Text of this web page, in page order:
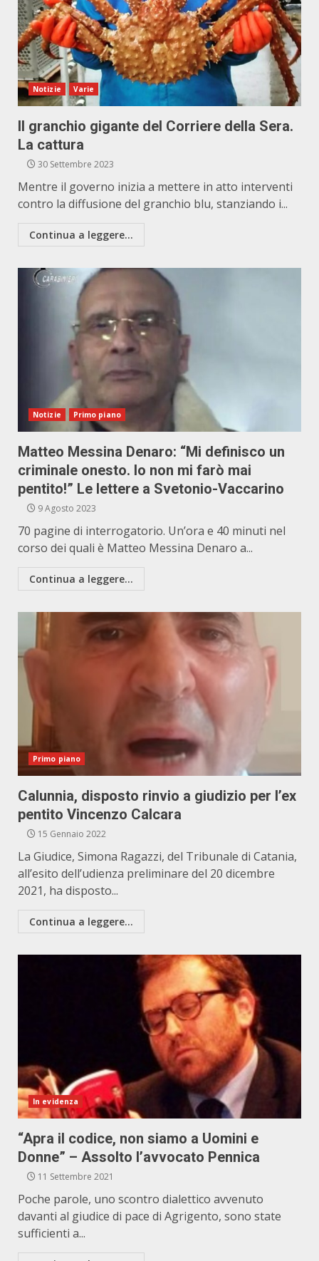
Notizie Varie
Il granchio gigante del Corriere della Sera.
La cattura
30 Settembre 2023
Mentre il governo inizia a mettere in atto interventi
contro la diffusione del granchio blu, stanziando i...
Continua a leggere...
Notizie Primo piano
Matteo Messina Denaro: “Mi definisco un
criminale onesto. Io non mi farò mai
pentito!” Le lettere a Svetonio-Vaccarino
9 Agosto 2023
70 pagine di interrogatorio. Un’ora e 40 minuti nel
corso dei quali è Matteo Messina Denaro a...
Continua a leggere...
Primo piano
Calunnia, disposto rinvio a giudizio per l’ex
pentito Vincenzo Calcara
15 Gennaio 2022
La Giudice, Simona Ragazzi, del Tribunale di Catania,
all’esito dell’udienza preliminare del 20 dicembre
2021, ha disposto...
Continua a leggere...
In evidenza
“Apra il codice, non siamo a Uomini e
Donne” – Assolto l’avvocato Pennica
11 Settembre 2021
Poche parole, uno scontro dialettico avvenuto
davanti al giudice di pace di Agrigento, sono state
sufficienti a...